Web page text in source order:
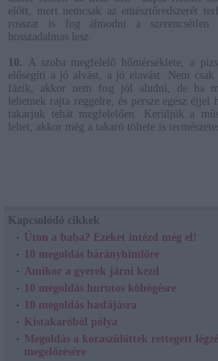
előtt, mert nemcsak az emésztőredszerét
rosszat is fog álmodni a
hosszadalmas lesz.
10. A szoba megfelelő hőmérséklete, a
elősegíti a jó alvást, a jó elavást. Nem
fázik, akkor nem fog jól aludni, de ha
lehetnek rajta reggelre, és persze egész
takarjuk tehát megfelelően. Kerüljük a
lehet, akkor még a takaró töltete is
Kapcsolódó cikkek
Úton a baba? Ezeket intézd még el!
10 megoldás bárányhimlőre
Amikor a gyerek járni kezd
10 megoldás hurutos köhögésre
10 megoldás hasfájásra
Kistakaróból pólya
Megoldás a koraszülöttek rettegett
megelőzésére